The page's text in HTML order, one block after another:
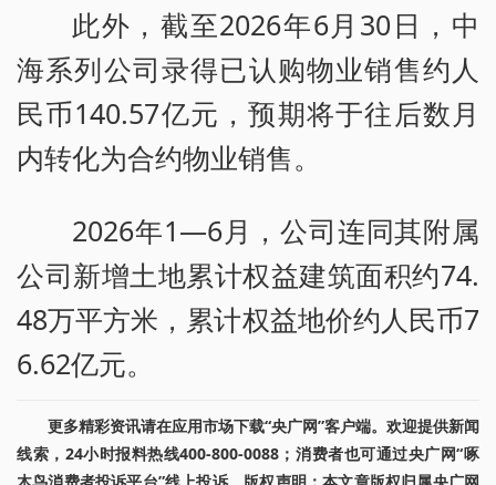
此外，截至2026年6月30日，中
海系列公司录得已认购物业销售约人
民币140.57亿元，预期将于往后数月
内转化为合约物业销售。
2026年1—6月，公司连同其附属
公司新增土地累计权益建筑面积约74.
48万平方米，累计权益地价约人民币7
6.62亿元。
更多精彩资讯请在应用市场下载“央广网”客户端。欢迎提供新闻
线索，24小时报料热线400-800-0088；消费者也可通过央广网“啄